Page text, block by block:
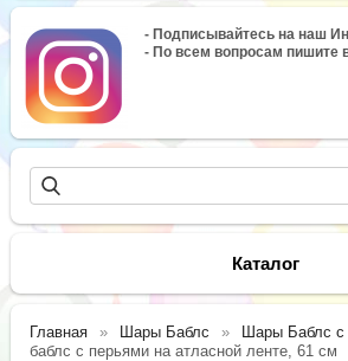
- Подписывайтесь на наш
- По всем вопросам пишите
Каталог
Главная Шары Баблс Шары Баблс с
баблс с перьями на атласной ленте, 61 см